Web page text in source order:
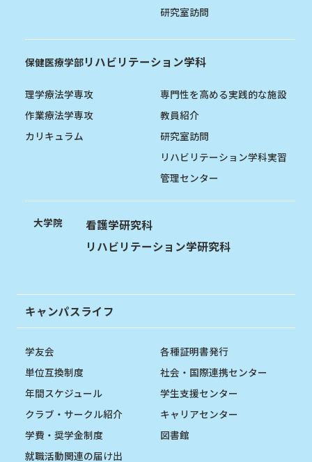
研究室訪問
保健医療学部リハビリテーション学科
理学療法学専攻
作業療法学専攻
カリキュラム
専門性を高める実践的な施設
教員紹介
研究室訪問
リハビリテーション学科実習
管理センター
大学院
看護学研究科
リハビリテーション学研究科
キャンパスライフ
学友会
単位互換制度
年間スケジュール
クラブ・サークル紹介
学費・奨学金制度
就職活動関連の届け出
各種証明書発行
社会・国際連携センター
学生支援センター
キャリアセンター
図書館